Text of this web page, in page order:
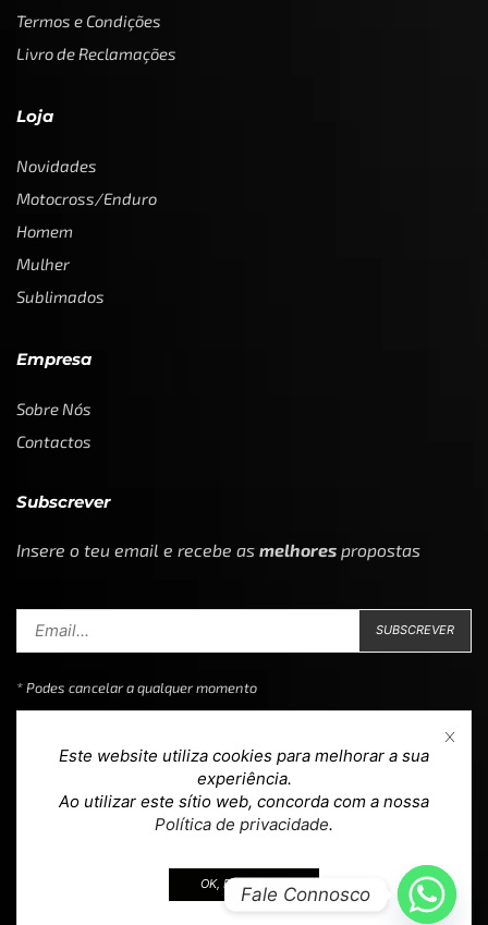
Termos e Condições
Livro de Reclamações
Loja
Novidades
Motocross/Enduro
Homem
Mulher
Sublimados
Empresa
Sobre Nós
Contactos
Subscrever
Insere o teu email e recebe as melhores propostas
* Podes cancelar a qualquer momento
Copyright © 2023Loja 39. Todos os direitos reservados.
Este website utiliza cookies para melhorar a sua
experiência.
Ao utilizar este sítio web, concorda com a nossa
Política de privacidade.
OK, EU ACEITO.Fale Connosco